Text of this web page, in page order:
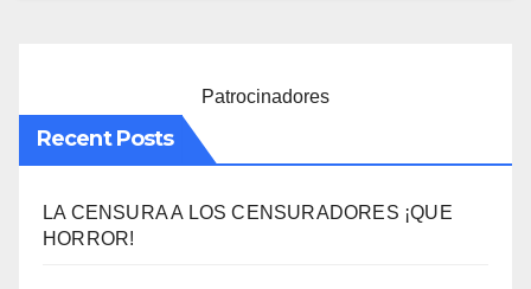
Patrocinadores
Recent Posts
LA CENSURA A LOS CENSURADORES ¡QUE
HORROR!